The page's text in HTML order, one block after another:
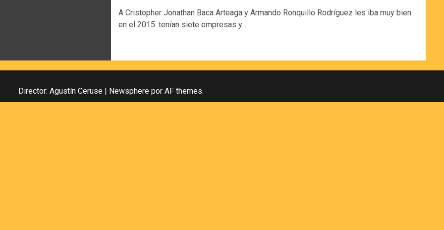
A Cristopher Jonathan Baca Arteaga y Armando Ronquillo Rodríguez les iba muy bien
en el 2015: tenían siete empresas y...
Director: Agustín Ceruse | Newsphere por AF themes.